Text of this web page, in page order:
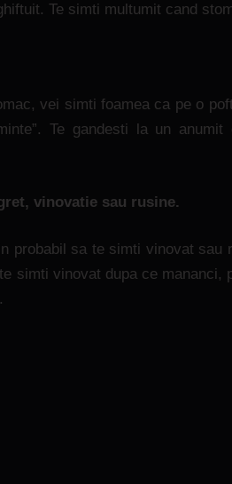
Te simti multumit cand
vei simti foamea ca pe o
Te gandesti la un anumit
vinovatie sau rusine.
probabil sa te simti vinovat sau
simti vinovat dupa ce mananci,